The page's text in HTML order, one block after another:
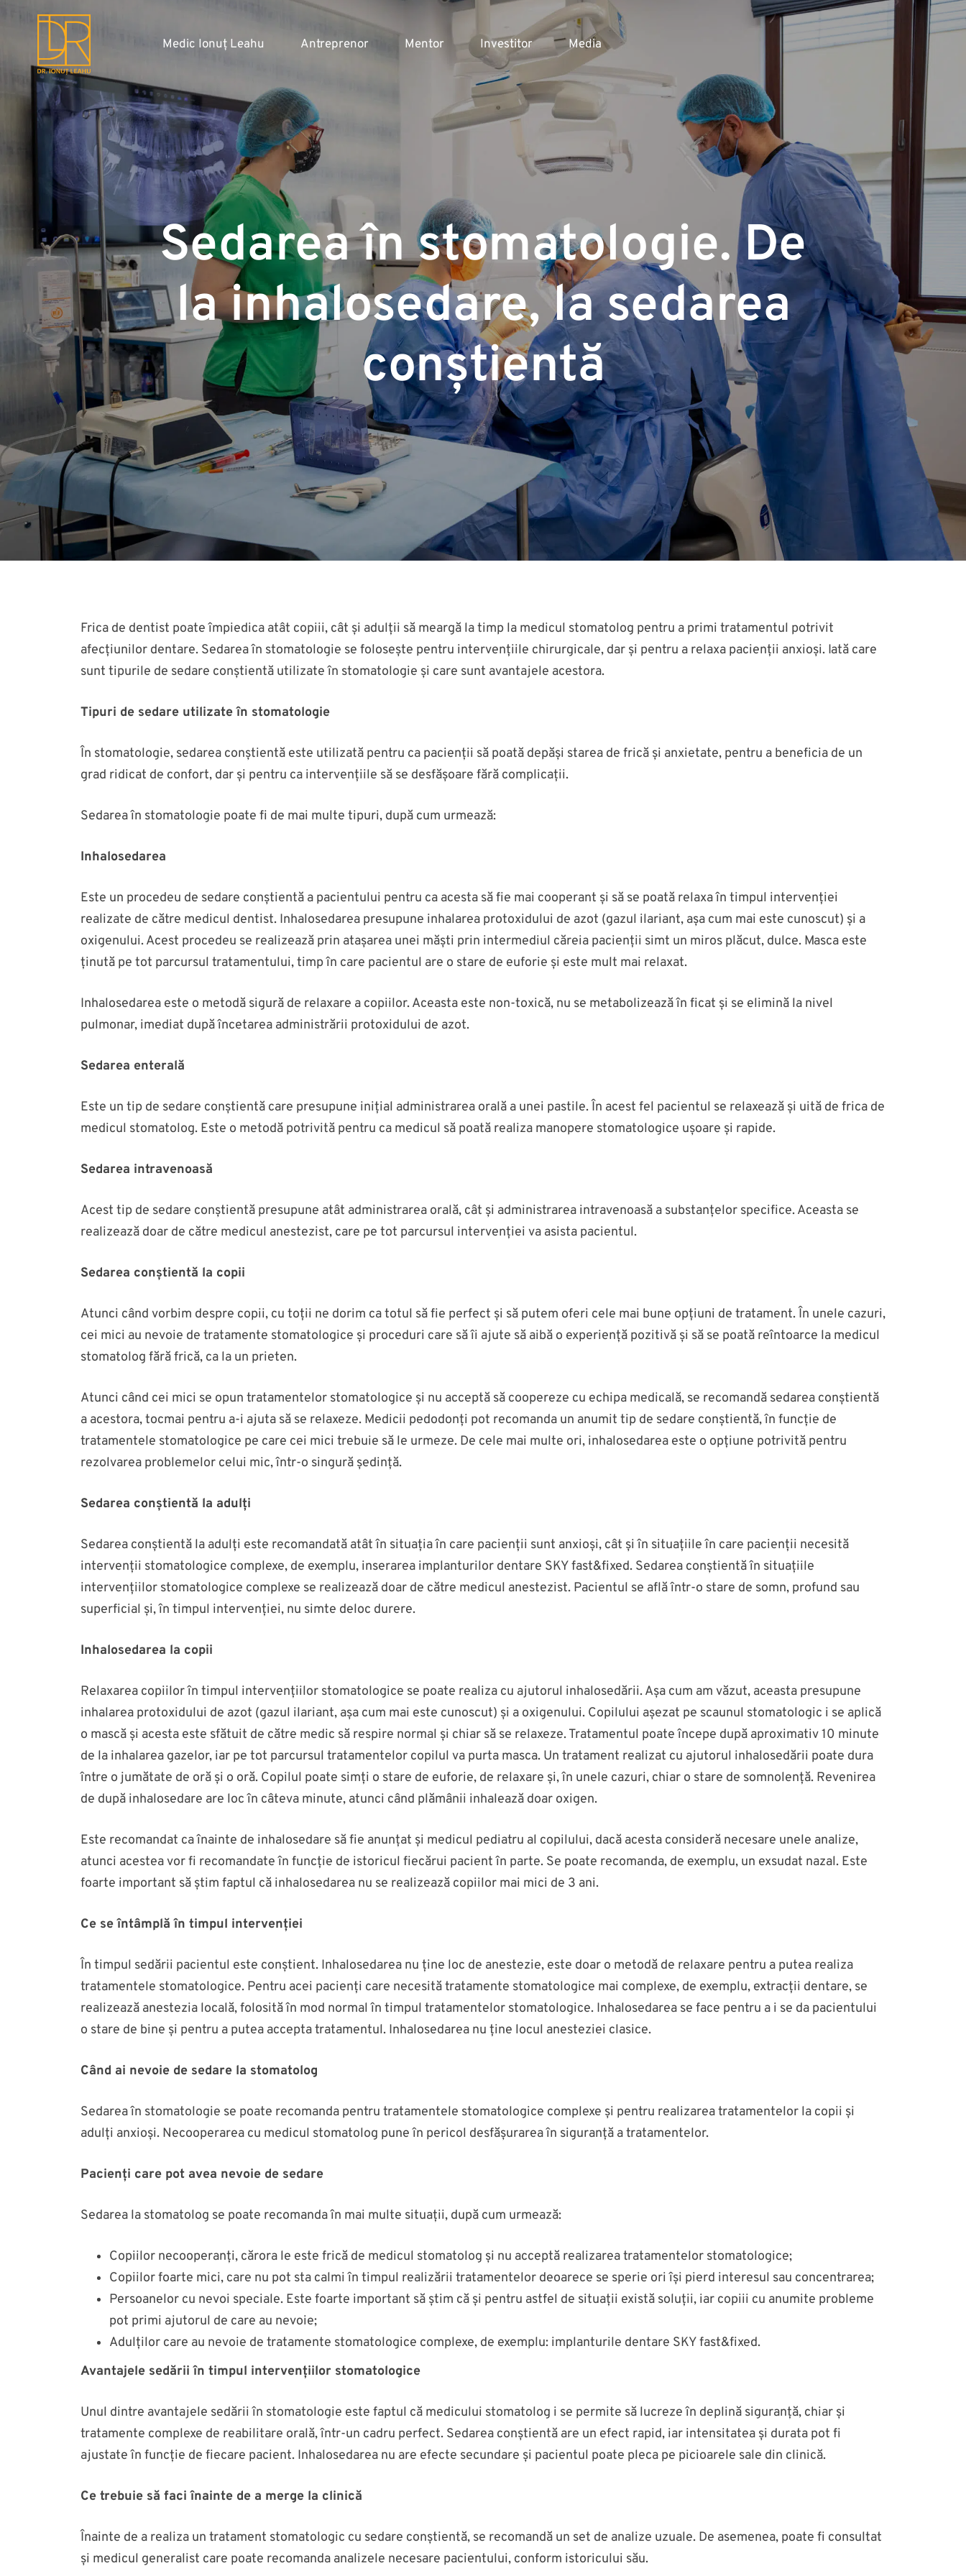
Medic Ionuț Leahu Antreprenor Mentor Investitor Media
Sedarea în stomatologie. De
la inhalosedare, la sedarea
conștientă
Frica de dentist poate împiedica atât copiii, cât și adulții să meargă la timp la medicul stomatolog pentru a primi tratamentul potrivit
afecțiunilor dentare. Sedarea în stomatologie se folosește pentru intervențiile chirurgicale, dar și pentru a relaxa pacienții anxioși. Iată care
sunt tipurile de sedare conștientă utilizate în stomatologie și care sunt avantajele acestora.
Tipuri de sedare utilizate în stomatologie
În stomatologie, sedarea conștientă este utilizată pentru ca pacienții să poată depăși starea de frică și anxietate, pentru a beneficia de un
grad ridicat de confort, dar și pentru ca intervențiile să se desfășoare fără complicații.
Sedarea în stomatologie poate fi de mai multe tipuri, după cum urmează:
Inhalosedarea
Este un procedeu de sedare conștientă a pacientului pentru ca acesta să fie mai cooperant și să se poată relaxa în timpul intervenției
realizate de către medicul dentist. Inhalosedarea presupune inhalarea protoxidului de azot (gazul ilariant, așa cum mai este cunoscut) și a
oxigenului. Acest procedeu se realizează prin atașarea unei măști prin intermediul căreia pacienții simt un miros plăcut, dulce. Masca este
ținută pe tot parcursul tratamentului, timp în care pacientul are o stare de euforie și este mult mai relaxat.
Inhalosedarea este o metodă sigură de relaxare a copiilor. Aceasta este non-toxică, nu se metabolizează în ficat și se elimină la nivel
pulmonar, imediat după încetarea administrării protoxidului de azot.
Sedarea enterală
Este un tip de sedare conștientă care presupune inițial administrarea orală a unei pastile. În acest fel pacientul se relaxează și uită de frica de
medicul stomatolog. Este o metodă potrivită pentru ca medicul să poată realiza manopere stomatologice ușoare și rapide.
Sedarea intravenoasă
Acest tip de sedare conștientă presupune atât administrarea orală, cât și administrarea intravenoasă a substanțelor specifice. Aceasta se
realizează doar de către medicul anestezist, care pe tot parcursul intervenției va asista pacientul.
Sedarea conștientă la copii
Atunci când vorbim despre copii, cu toții ne dorim ca totul să fie perfect și să putem oferi cele mai bune opțiuni de tratament. În unele cazuri,
cei mici au nevoie de tratamente stomatologice și proceduri care să îi ajute să aibă o experiență pozitivă și să se poată reîntoarce la medicul
stomatolog fără frică, ca la un prieten.
Atunci când cei mici se opun tratamentelor stomatologice și nu acceptă să coopereze cu echipa medicală, se recomandă sedarea conștientă
a acestora, tocmai pentru a-i ajuta să se relaxeze. Medicii pedodonți pot recomanda un anumit tip de sedare conștientă, în funcție de
tratamentele stomatologice pe care cei mici trebuie să le urmeze. De cele mai multe ori, inhalosedarea este o opțiune potrivită pentru
rezolvarea problemelor celui mic, într-o singură ședință.
Sedarea conștientă la adulți
Sedarea conștientă la adulți este recomandată atât în situația în care pacienții sunt anxioși, cât și în situațiile în care pacienții necesită
intervenții stomatologice complexe, de exemplu, inserarea implanturilor dentare SKY fast&fixed. Sedarea conștientă în situațiile
intervențiilor stomatologice complexe se realizează doar de către medicul anestezist. Pacientul se află într-o stare de somn, profund sau
superficial și, în timpul intervenției, nu simte deloc durere.
Inhalosedarea la copii
Relaxarea copiilor în timpul intervențiilor stomatologice se poate realiza cu ajutorul inhalosedării. Așa cum am văzut, aceasta presupune
inhalarea protoxidului de azot (gazul ilariant, așa cum mai este cunoscut) și a oxigenului. Copilului așezat pe scaunul stomatologic i se aplică
o mască și acesta este sfătuit de către medic să respire normal și chiar să se relaxeze. Tratamentul poate începe după aproximativ 10 minute
de la inhalarea gazelor, iar pe tot parcursul tratamentelor copilul va purta masca. Un tratament realizat cu ajutorul inhalosedării poate dura
între o jumătate de oră și o oră. Copilul poate simți o stare de euforie, de relaxare și, în unele cazuri, chiar o stare de somnolență. Revenirea
de după inhalosedare are loc în câteva minute, atunci când plămânii inhalează doar oxigen.
Este recomandat ca înainte de inhalosedare să fie anunțat și medicul pediatru al copilului, dacă acesta consideră necesare unele analize,
atunci acestea vor fi recomandate în funcție de istoricul fiecărui pacient în parte. Se poate recomanda, de exemplu, un exsudat nazal. Este
foarte important să știm faptul că inhalosedarea nu se realizează copiilor mai mici de 3 ani.
Ce se întâmplă în timpul intervenției
În timpul sedării pacientul este conștient. Inhalosedarea nu ține loc de anestezie, este doar o metodă de relaxare pentru a putea realiza
tratamentele stomatologice. Pentru acei pacienți care necesită tratamente stomatologice mai complexe, de exemplu, extracții dentare, se
realizează anestezia locală, folosită în mod normal în timpul tratamentelor stomatologice. Inhalosedarea se face pentru a i se da pacientului
o stare de bine și pentru a putea accepta tratamentul. Inhalosedarea nu ține locul anesteziei clasice.
Când ai nevoie de sedare la stomatolog
Sedarea în stomatologie se poate recomanda pentru tratamentele stomatologice complexe și pentru realizarea tratamentelor la copii și
adulți anxioși. Necooperarea cu medicul stomatolog pune în pericol desfășurarea în siguranță a tratamentelor.
Pacienți care pot avea nevoie de sedare
Sedarea la stomatolog se poate recomanda în mai multe situații, după cum urmează:
Copiilor necooperanți, cărora le este frică de medicul stomatolog și nu acceptă realizarea tratamentelor stomatologice;
Copiilor foarte mici, care nu pot sta calmi în timpul realizării tratamentelor deoarece se sperie ori își pierd interesul sau concentrarea;
Persoanelor cu nevoi speciale. Este foarte important să știm că și pentru astfel de situații există soluții, iar copiii cu anumite probleme
pot primi ajutorul de care au nevoie;
Adulților care au nevoie de tratamente stomatologice complexe, de exemplu: implanturile dentare SKY fast&fixed.
Avantajele sedării în timpul intervențiilor stomatologice
Unul dintre avantajele sedării în stomatologie este faptul că medicului stomatolog i se permite să lucreze în deplină siguranță, chiar și
tratamente complexe de reabilitare orală, într-un cadru perfect. Sedarea conștientă are un efect rapid, iar intensitatea și durata pot fi
ajustate în funcție de fiecare pacient. Inhalosedarea nu are efecte secundare și pacientul poate pleca pe picioarele sale din clinică.
Ce trebuie să faci înainte de a merge la clinică
Înainte de a realiza un tratament stomatologic cu sedare conștientă, se recomandă un set de analize uzuale. De asemenea, poate fi consultat
și medicul generalist care poate recomanda analizele necesare pacientului, conform istoricului său.